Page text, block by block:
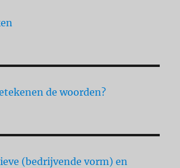
de woorden?
(bedrijvende vorm) en